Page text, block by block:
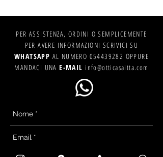
PER ASSISTENZA, ORDINI O SEMPLICEMENTE
PER AVERE INFORMAZIONI SCRIVICI SU
WHATSAPP AL NUMERO 054439282 OPPURE
MANDACI UNAE-MAIL info@otticasaitta.com